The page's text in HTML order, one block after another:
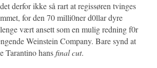
derfor ikke så rart at regissøren tvinges
for den 70 milli0ner d0llar dyre
vært ansett som en mulig redning f0r
Weinstein Company. Bare synd at
Tarantino hans final cut.